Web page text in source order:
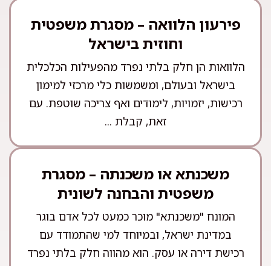
פירעון הלוואה – מסגרת משפטית
וחוזית בישראל
הלוואות הן חלק בלתי נפרד מהפעילות הכלכלית
בישראל ובעולם, ומשמשות כלי מרכזי למימון
רכישות, יזמויות, לימודים ואף צריכה שוטפת. עם
זאת, קבלת ...
משכנתא או משכנתה – מסגרת
משפטית והבחנה לשונית
המונח "משכנתא" מוכר כמעט לכל אדם בוגר
במדינת ישראל, ובמיוחד למי שהתמודד עם
רכישת דירה או עסק. הוא מהווה חלק בלתי נפרד